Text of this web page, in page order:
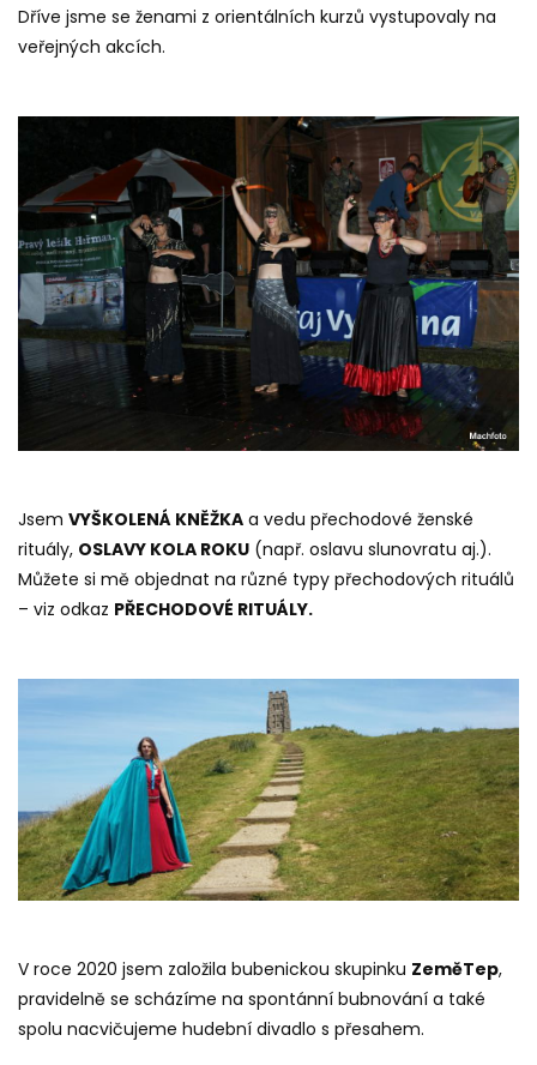
Dříve jsme se ženami z orientálních kurzů vystupovaly na
veřejných akcích.
Jsem VYŠKOLENÁ KNĚŽKA a vedu přechodové ženské
rituály, OSLAVY KOLA ROKU (např. oslavu slunovratu aj.).
Můžete si mě objednat na různé typy přechodových rituálů
– viz odkaz PŘECHODOVÉ RITUÁLY.
V roce 2020 jsem založila bubenickou skupinku ZeměTep,
pravidelně se scházíme na spontánní bubnování a také
spolu nacvičujeme hudební divadlo s přesahem.